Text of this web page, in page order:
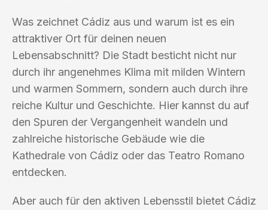
Was zeichnet Cádiz aus und warum ist es ein
attraktiver Ort für deinen neuen
Lebensabschnitt? Die Stadt besticht nicht nur
durch ihr angenehmes Klima mit milden Wintern
und warmen Sommern, sondern auch durch ihre
reiche Kultur und Geschichte. Hier kannst du auf
den Spuren der Vergangenheit wandeln und
zahlreiche historische Gebäude wie die
Kathedrale von Cádiz oder das Teatro Romano
entdecken.
Aber auch für den aktiven Lebensstil bietet Cádiz